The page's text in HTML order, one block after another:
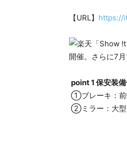
【URL】 https://
point 1 保安装
①ブレーキ：前
②ミラー：大型